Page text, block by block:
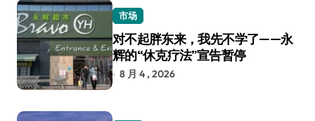
市场
对不起胖东来，我先不学了——永
辉的“休克疗法”宣告暂停
8 月 4 , 2026